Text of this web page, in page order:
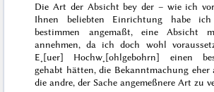
DieArt der Absicht bey der – wie ich
Ihnen beliebten Einrichtung habe
bestimmen angemaßt, eine Absicht
annehmen, da ich doch wohl
E˖[uer] Hochw˖[ohlgebohrn] einen
gehabt hätten, die Bekanntmachung eher
die andre, der Sache angemeßnere Art zu